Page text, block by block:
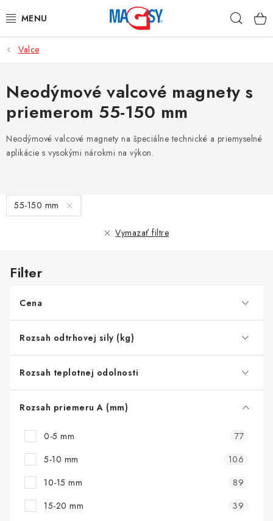
na
HLAVNÉ KATEGÓRIE
MAGNETICKÉ POMÔCKY
PRIEMYSELNÉ MAGNETY
OSTATNÉ MAGNETY
O nás Obchodné podmienky
Odstúpenie od zmluvy
Valce
Neodýmové valcové magnety s
priemerom 55-150 mm
Neodýmové valcové magnety na špeciálne technické a priemyselné
aplikácie s vysokými nárokmi na výkon.
V
ý
s
o
u
t
55-150 mm
Vymazať filtre
Cena
Rozsah odtrhovej sily (kg)
Rozsah teplotnej odolnosti
Rozsah priemeru A (mm)
0-5 mm
77
5-10 mm
106
10-15 mm
89
15-20 mm
39